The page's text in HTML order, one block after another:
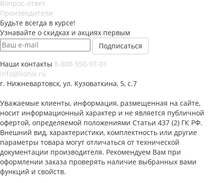
Вопрос-ответ
Производители
Будьте всегда в курсе!
Узнавайте о скидках и акциях первым
Наши контакты 8-800-550-97-01
info@lionix.ru
г. Нижневартовск, ул. Кузоваткина, 5, с.7
Уважаемые клиенты, информация, размещенная на сайте,
носит информационный характер и не является публичной
офертой, определяемой положениями Статьи 437 (2) ГК РФ.
Внешний вид, характеристики, комплектность или другие
параметры товара могут отличаться от технической
документации производителя. Рекомендуем Вам при
оформлении заказа проверять наличие выбранных вами
функций и свойств.